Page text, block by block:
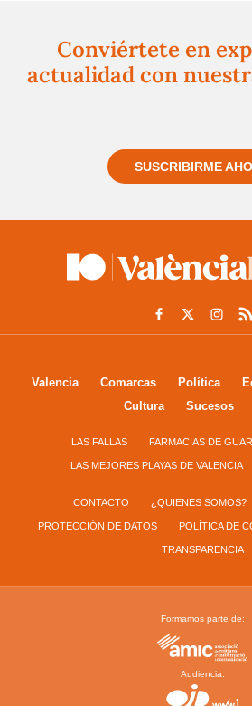
Conviértete en
actualidad con
SUSCRIBIRME
Valencia Comarcas Política
Cultura
Sucesos
LAS FALLAS FARMACIAS DE
LAS MEJORES PLAYAS DE VALENCIA
CONTACTO ¿QUIENES SOMOS?
PROTECCIÓN DE DATOS POLÍTICA DE
TRANSPARENCIA
Formamos parte de:
Audiencia: